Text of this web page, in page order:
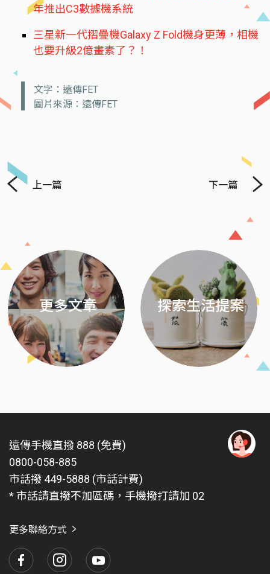
年推出C3數據機系統
三星新一代摺疊機Galaxy Z Fold機身更薄，相機
也要升級2億畫素了？！
文字：遠傳FET
圖片來源：遠傳FET
上一篇 下一篇
更多文章 探索生活提案
Next
遠傳手機直撥 888 (免費)
0800-058-885
市話撥 449-5888 (市話計費)
* 市話請直撥不加區碼，手機撥打請加 02
更多聯絡方式